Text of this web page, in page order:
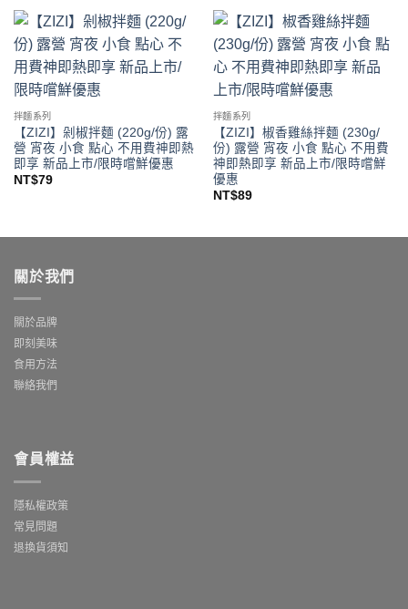
拌麵系列
【ZIZI】剁椒拌麵 (220g/份) 露
營 宵夜 小食 點心 不用費神即熱
即享 新品上市/限時嚐鮮優惠
NT$79
拌麵系列
【ZIZI】椒香雞絲拌麵 (230g/
份) 露營 宵夜 小食 點心 不用費
神即熱即享 新品上市/限時嚐鮮
優惠
NT$89
關於我們
關於品牌
即刻美味
食用方法
聯絡我們
會員權益
隱私權政策
常見問題
退換貨須知